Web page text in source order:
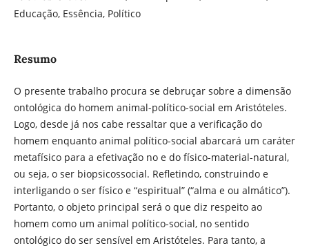
Educação, Essência, Político
Resumo
O presente trabalho procura se debruçar sobre a dimensão
ontológica do homem animal-político-social em Aristóteles.
Logo, desde já nos cabe ressaltar que a verificação do
homem enquanto animal político-social abarcará um caráter
metafísico para a efetivação no e do físico-material-natural,
ou seja, o ser biopsicossocial. Refletindo, construindo e
interligando o ser físico e “espiritual” (“alma e ou almático”).
Portanto, o objeto principal será o que diz respeito ao
homem como um animal político-social, no sentido
ontológico do ser sensível em Aristóteles. Para tanto, a